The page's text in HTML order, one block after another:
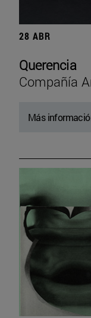
28 ABR
Querencia
Compañía
Más